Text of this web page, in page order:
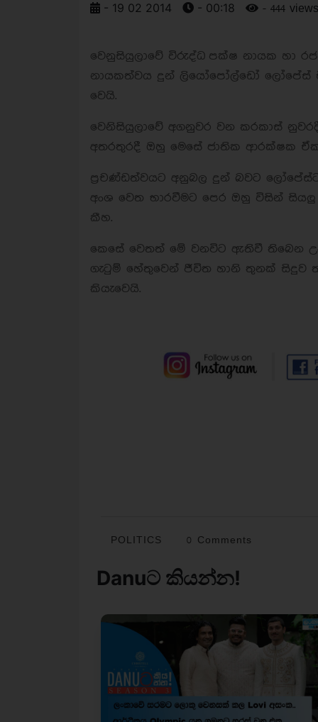
- 19 02 2014 - 00:18 - 444 views
වෙනුසියුලාවේ විරුද්ධ පක්ෂ නායක හා
නායකත්වය දුන් ලියෝපෝල්ඩෝ ලෝපේස්
වෙයි.
වෙනිසියුලාවේ අගනුවර වන කරකාස්
අතරතුරදී ඔහු මෙසේ ජාතික ආරක්ෂක
ප්‍රචණ්ඩත්වයට අනුබල දුන් බවට
අංශ වෙත භාරවීමට පෙර ඔහු විසින්
කීහ.
කෙසේ වෙතත් මේ වනවිට ඇතිවී තිබෙන
ගැටුම් හේතුවෙන් ජීවිත හානි තුනක් සිදුව
කියැවෙයි.
POLITICS 0 Comments